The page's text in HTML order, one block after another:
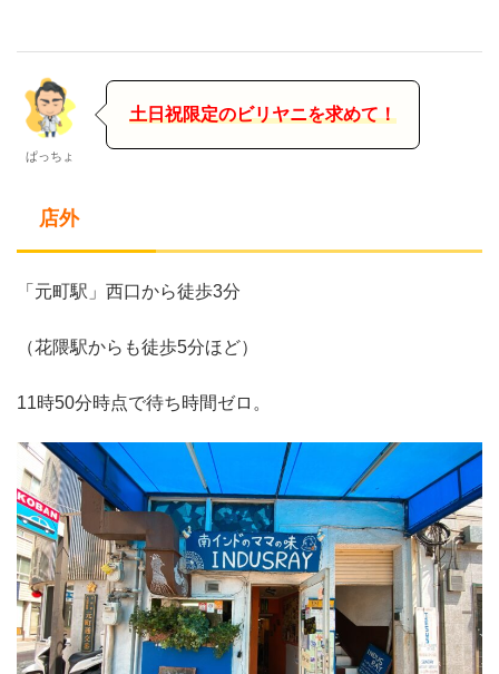
ぱっちょ
土日祝限定のビリヤニを求めて！
店外
「元町駅」西口から徒歩3分
（花隈駅からも徒歩5分ほど）
11時50分時点で待ち時間ゼロ。